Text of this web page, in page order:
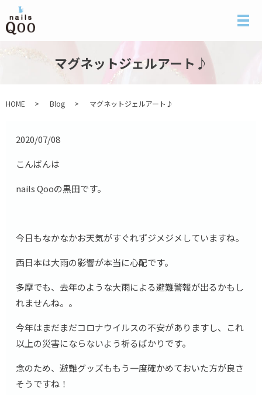
メ
マグネットジェルアート♪
HOME Blog マグネットジェルアート♪
2020/07/08
こんばんは
nails Qooの黒田です。
今日もなかなかお天気がすぐれずジメジメしていますね。
西日本は大雨の影響が本当に心配です。
多摩でも、去年のような大雨による避難警報が出るかもし
れませんね。。
今年はまだまだコロナウイルスの不安がありますし、これ
以上の災害にならないよう祈るばかりです。
念のため、避難グッズももう一度確かめておいた方が良さ
そうですね！